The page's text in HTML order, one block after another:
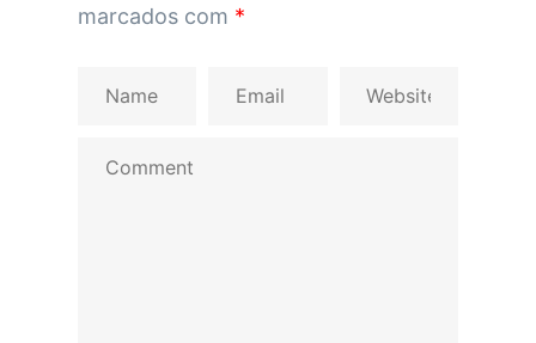
marcados com *